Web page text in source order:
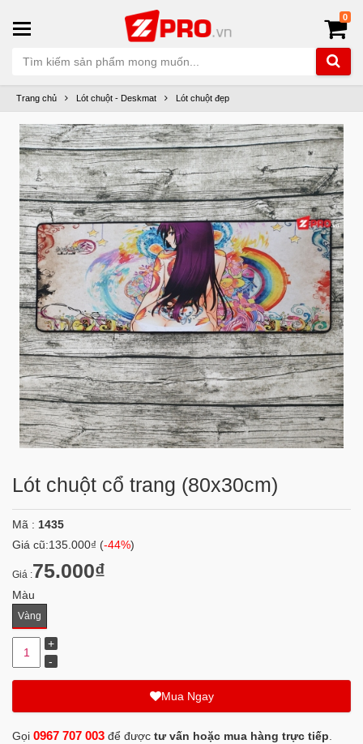
0
Trang chủ Lót chuột - Deskmat Lót chuột đẹp
Lót chuột cổ trang (80x30cm)
Mã : 1435
Giá cũ:135.000₫ (-44%)
Giá :75.000₫
Màu
Vàng
Mua Ngay
Gọi 0967 707 003 để được tư vấn hoặc mua hàng trực tiếp